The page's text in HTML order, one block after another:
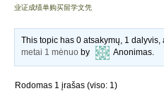
业证成绩单购买留学文凭
This topic has 0 atsakymų, 1
metai 1 mėnuo by Anonimas.
Rodomas 1 įrašas (viso: 1)